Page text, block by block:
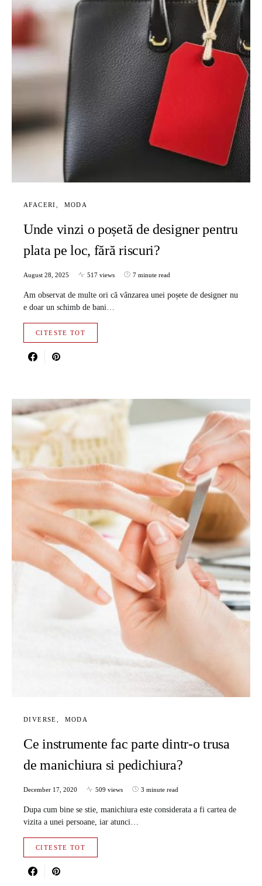
AFACERI MODA
Unde vinzi o poșetă de designer pentru
plata pe loc, fără riscuri?
August 28, 2025 517 views 7 minute read
Am observat de multe ori că vânzarea unei poșete de designer nu
e doar un schimb de bani…
CITESTE TOT
DIVERSE MODA
Ce instrumente fac parte dintr-o trusa
de manichiura si pedichiura?
December 17, 2020 509 views 3 minute read
Dupa cum bine se stie, manichiura este considerata a fi cartea de
vizita a unei persoane, iar atunci…
CITESTE TOT